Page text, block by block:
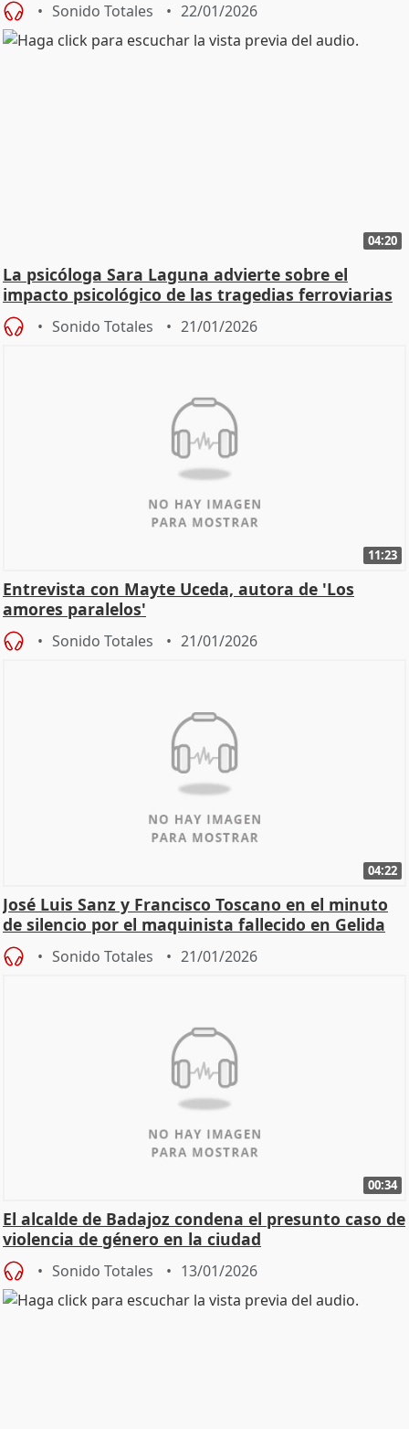
Sonido Totales 22/01/2026
04:20
La psicóloga Sara Laguna advierte sobre el
impacto psicológico de las tragedias ferroviarias
Sonido Totales 21/01/2026
11:23
Entrevista con Mayte Uceda, autora de 'Los
amores paralelos'
Sonido Totales 21/01/2026
04:22
José Luis Sanz y Francisco Toscano en el minuto
de silencio por el maquinista fallecido en Gelida
Sonido Totales 21/01/2026
00:34
El alcalde de Badajoz condena el presunto caso de
violencia de género en la ciudad
Sonido Totales 13/01/2026